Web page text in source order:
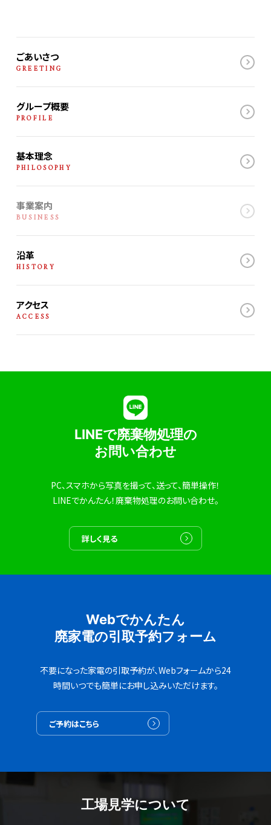
ごあいさつ
GREETING
グループ概要
PROFILE
基本理念
PHILOSOPHY
事業案内
BUSINESS
沿革
HISTORY
アクセス
ACCESS
LINEで廃棄物処理の
お問い合わせ
PC、スマホから写真を撮って、送って、簡単操作！
LINEでかんたん！廃棄物処理のお問い合わせ。
詳しく見る
Webでかんたん
廃家電の引取予約フォーム
不要になった家電の引取予約が、Webフォームから24
時間いつでも簡単にお申し込みいただけます。
ご予約はこちら
工場見学について